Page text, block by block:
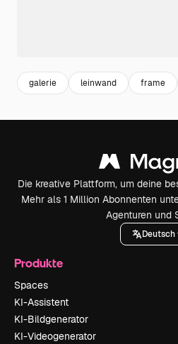
galerie leinwand frame
Die kreative Plattform, um deine
Mehr als 1 Million Abonnenten
Agenturen und
Deutsch
Produkte
Spaces
KI-Assistent
KI-Bildgenerator
KI-Videogenerator